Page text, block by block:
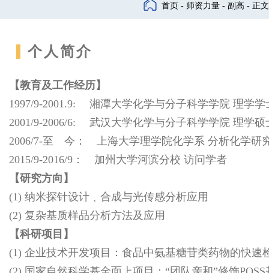
首页 - 师资力量 - 副高 - 正文
个人简介
【教育及工作经历】
1997/9-2001.9: 湘潭大学化学与分子科学学院 理学学
2001/9-2006/6: 武汉大学化学与分子科学学院 理学
2006/7-至 今： 上海大学理学院化学系 分析化学研
2015/9-2016/9： 加州大学河滨分校 访问学者
【研究方向】
(1) 纳米探针设计﹑合成与光传感分析应用
(2) 复杂基质样品分析方法及应用
【科研项目】
(1) 企业技术开发项目：食品中氨基糖苷类药物的快速